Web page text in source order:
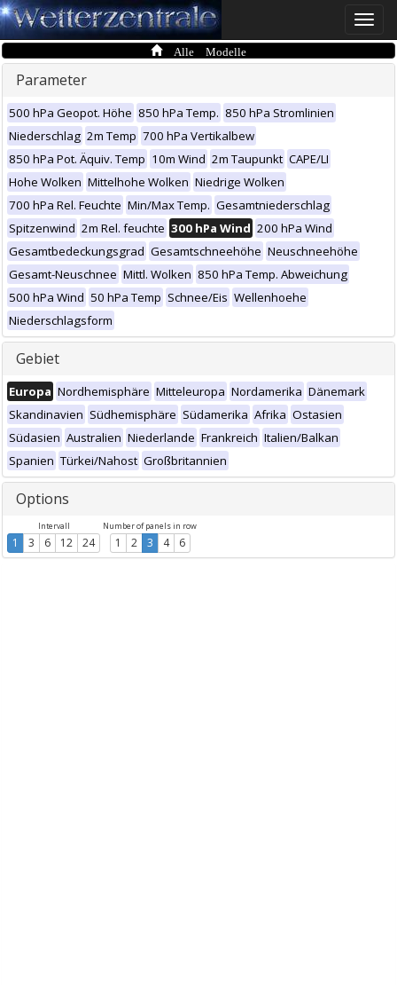
Toggle
Alle Modelle
Parameter
500 hPa Geopot. Höhe 850 hPa Temp. 850 hPa Stromlinien
Niederschlag 2m Temp 700 hPa Vertikalbew
850 hPa Pot. Äquiv. Temp 10m Wind 2m Taupunkt CAPE/LI
Hohe Wolken Mittelhohe Wolken Niedrige Wolken
700 hPa Rel. Feuchte Min/Max Temp. Gesamtniederschlag
Spitzenwind 2m Rel. feuchte 300 hPa Wind 200 hPa Wind
Gesamtbedeckungsgrad Gesamtschneehöhe Neuschneehöhe
Gesamt-Neuschnee Mittl. Wolken 850 hPa Temp. Abweichung
500 hPa Wind 50 hPa Temp Schnee/Eis Wellenhoehe
Niederschlagsform
Gebiet
Europa Nordhemisphäre Mitteleuropa Nordamerika Dänemark
Skandinavien Südhemisphäre Südamerika Afrika Ostasien
Südasien Australien Niederlande Frankreich Italien/Balkan
Spanien Türkei/Nahost Großbritannien
Options
Intervall
1 3 6 12 24
Number of panels in row
1 2 3 4 6